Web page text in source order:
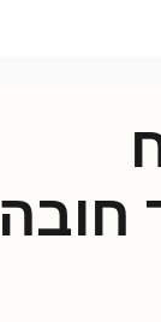
חובה